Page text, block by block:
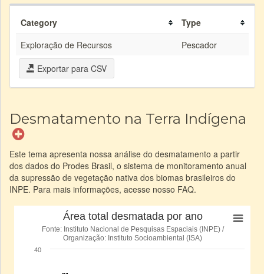
Category
Type
Exploração de Recursos
Pescador
Exportar para CSV
Desmatamento na Terra Indígena
Este tema apresenta nossa análise do desmatamento a partir
dos dados do Prodes Brasil, o sistema de monitoramento anual
da supressão de vegetação nativa dos biomas brasileiros do
INPE. Para mais informações, acesse nosso FAQ.